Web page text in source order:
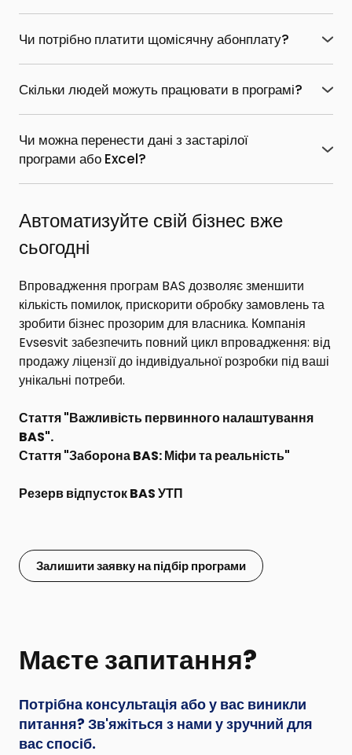
типу поставки (основна або електронна).Актуальні
ціни вказані на нашому сайті.
Чи потрібно платити щомісячну абонплату?
оновлень (змін законодавства, нових форм
податкових накладних тощо) необхідно оформити
договір ІТС (Інформаційно-технічного супроводу).
Скільки людей можуть працювати в програмі?
працювало 5, 10 або більше співробітників —
необхідно докупити відповідну кількість додаткових
клієнтських ліцензій.
Чи можна перенести дані з застарілої
програми або Excel?
облікових систем або файлів Excel/XML, щоб ви
могли почати роботу без ручного введення даних.
Автоматизуйте свій бізнес вже
сьогодні
Впровадження програм BAS дозволяє зменшити
кількість помилок, прискорити обробку замовлень та
зробити бізнес прозорим для власника. Компанія
Evsesvit забезпечить повний цикл впровадження: від
продажу ліцензії до індивідуальної розробки під ваші
унікальні потреби.
Стаття "Важливість первинного налаштування
BAS".
Стаття "Заборона BAS: Міфи та реальність"
Резерв відпусток BAS УТП
Залишити заявку на підбір програми
Маєте запитання?
Потрібна консультація або у вас виникли
питання? Зв'яжіться з нами у зручний для
вас спосіб.